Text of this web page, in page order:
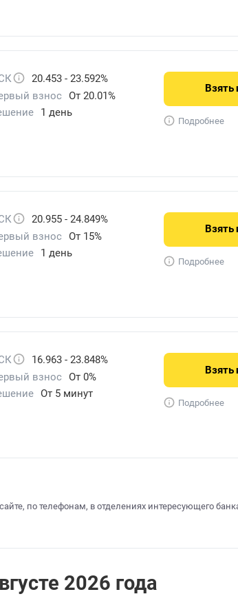
20.453 - 23.592%
взнос От 20.01%
1 день
Взять
Подробнее
20.955 - 24.849%
взнос От 15%
1 день
Взять
Подробнее
16.963 - 23.848%
взнос От 0%
От 5 минут
Взять
Подробнее
по телефонам, в отделениях интересующего
2026 года